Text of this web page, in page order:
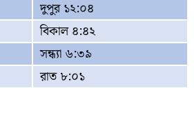
দুপুর ১২:০৪
বিকাল ৪:৪২
সন্ধ্যা ৬:৩৯
রাত ৮:০১